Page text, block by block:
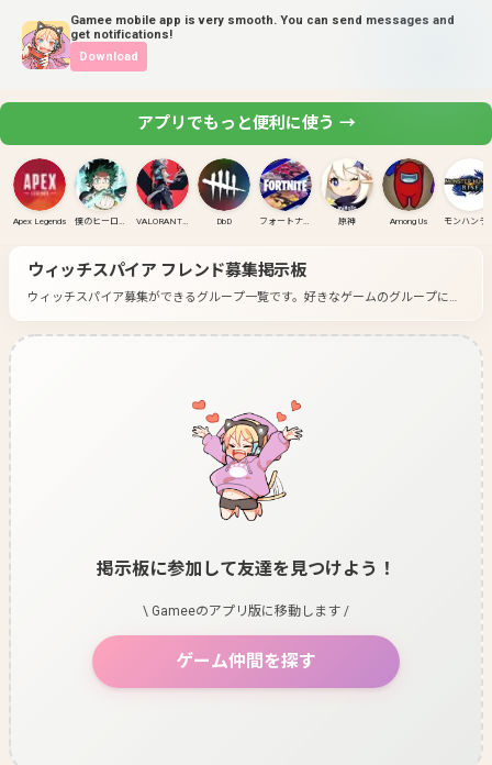
Gamee mobile app is very smooth. You can send messages and
get notifications!
Download
アプリでもっと便利に使う →
Apex Legends 僕のヒーローアカデミア ULTRA RUMBLE VALORANT(PC) DbD フォートナイト 原神 Among Us
ウィッチスパイア フレンド募集掲示板
ウィッチスパイア募集ができるグループ一覧です。 好きなゲームのグループに入
掲示板に参加して友達を見つけよう！
\ Gameeのアプリ版に移動します /
ゲーム仲間を探す